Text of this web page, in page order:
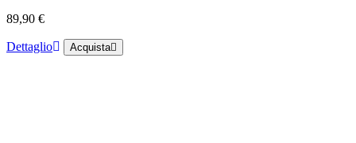
89,90 €
Dettaglio Acquista